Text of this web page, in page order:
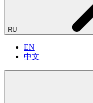
RU
EN
中文